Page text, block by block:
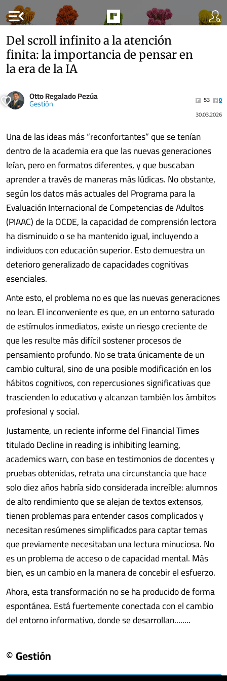
menu_open
Del scroll infinito a la atención
finita: la importancia de pensar en
la era de la IA
Otto Regalado Pezúa
Gestión 53
0
30.03.2026
Una de las ideas más “reconfortantes” que se tenían
dentro de la academia era que las nuevas generaciones
leían, pero en formatos diferentes, y que buscaban
aprender a través de maneras más lúdicas. No obstante,
según los datos más actuales del Programa para la
Evaluación Internacional de Competencias de Adultos
(PIAAC) de la OCDE, la capacidad de comprensión lectora
ha disminuido o se ha mantenido igual, incluyendo a
individuos con educación superior. Esto demuestra un
deterioro generalizado de capacidades cognitivas
esenciales.
Ante esto, el problema no es que las nuevas generaciones
no lean. El inconveniente es que, en un entorno saturado
de estímulos inmediatos, existe un riesgo creciente de
que les resulte más difícil sostener procesos de
pensamiento profundo. No se trata únicamente de un
cambio cultural, sino de una posible modificación en los
hábitos cognitivos, con repercusiones significativas que
trascienden lo educativo y alcanzan también los ámbitos
profesional y social.
Justamente, un reciente informe del Financial Times
titulado Decline in reading is inhibiting learning,
academics warn, con base en testimonios de docentes y
pruebas obtenidas, retrata una circunstancia que hace
solo diez años habría sido considerada increíble: alumnos
de alto rendimiento que se alejan de textos extensos,
tienen problemas para entender casos complicados y
necesitan resúmenes simplificados para captar temas
que previamente necesitaban una lectura minuciosa. No
es un problema de acceso o de capacidad mental. Más
bien, es un cambio en la manera de concebir el esfuerzo.
Ahora, esta transformación no se ha producido de forma
espontánea. Está fuertemente conectada con el cambio
del entorno informativo, donde se desarrollan........
© Gestión